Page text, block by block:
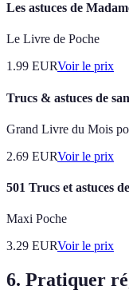
Les astuces de
Le Livre de Poche
1.99 EURVoir le prix
Trucs & astuces de
Grand Livre du Mois
2.69 EURVoir le prix
501 Trucs et astuces
Maxi Poche
3.29 EURVoir le prix
6. Pratiquer